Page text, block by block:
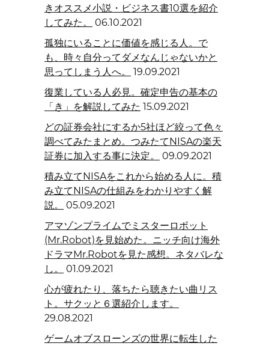
きオススメ小説・ビジネス書10選を紹介
してみた。
06.10.2021
孤独にいることに価値を感じる人。で
も、時々自分ってダメなんじゃないかと
思ってしまう人へ。
19.09.2021
復業している人必見。確定申告の基本の
「き」を解説してみた 15.09.2021
どの証券会社にするか5社ほど絞って色々
調べてみたまとめ。つみたてNISAの楽天
証券に加入する事に決定。
09.09.2021
積み立てNISAをこれから始める人に。積
み立てNISAの仕組みをわかりやすく解
説。
05.09.2021
アマゾンプライムでミスターロボット
(Mr.Robot)を見始めた。ニッチ向け海外
ドラマMr.Robotを見た感想。ネタバレな
し。
01.09.2021
心が疲れたり、落ちたら聴きたい曲リス
ト。サクッと６選紹介します。
29.08.2021
ゲームオブスローンズの世界に転生した